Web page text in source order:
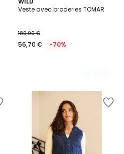
Veste avec broderies TOMAR
189,00 €
56,70 € -70%
4
Couleurs